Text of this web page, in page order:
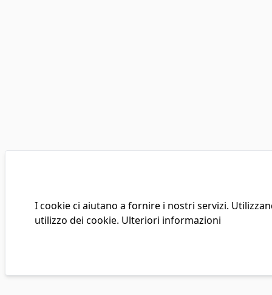
I cookie ci aiutano a fornire i nostri servizi.
utilizzo dei cookie. Ulteriori informazioni